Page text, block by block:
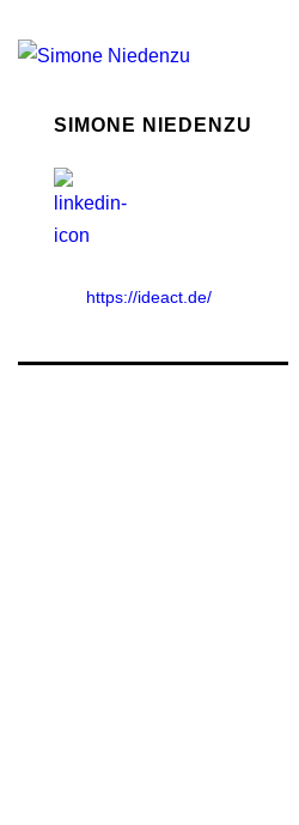
SIMONE NIEDENZU
https://ideact.de/